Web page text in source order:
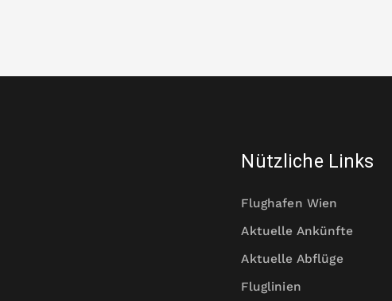
Nützliche Links
Flughafen Wien
Aktuelle Ankünfte
Aktuelle Abflüge
Fluglinien